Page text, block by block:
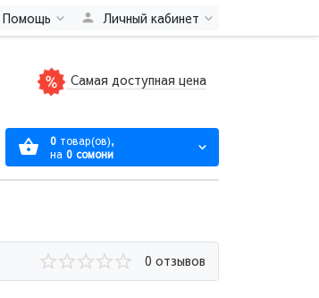
Помощь Личный кабинет
Самая доступная цена
0 товар(ов),
на 0 сомони
0 отзывов